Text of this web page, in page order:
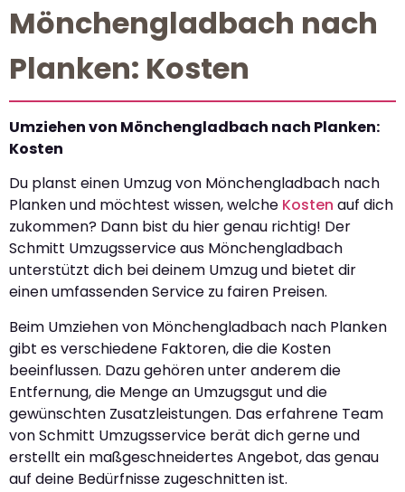
Mönchengladbach nach
Planken: Kosten
Umziehen von Mönchengladbach nach Planken:
Kosten
Du planst einen Umzug von Mönchengladbach nach
Planken und möchtest wissen, welche Kosten auf dich
zukommen? Dann bist du hier genau richtig! Der
Schmitt Umzugsservice aus Mönchengladbach
unterstützt dich bei deinem Umzug und bietet dir
einen umfassenden Service zu fairen Preisen.
Beim Umziehen von Mönchengladbach nach Planken
gibt es verschiedene Faktoren, die die Kosten
beeinflussen. Dazu gehören unter anderem die
Entfernung, die Menge an Umzugsgut und die
gewünschten Zusatzleistungen. Das erfahrene Team
von Schmitt Umzugsservice berät dich gerne und
erstellt ein maßgeschneidertes Angebot, das genau
auf deine Bedürfnisse zugeschnitten ist.